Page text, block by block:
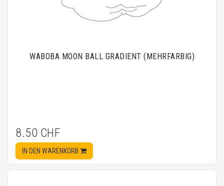
WABOBA MOON BALL GRADIENT (MEHRFARBIG)
8.50 CHF
IN DEN WARENKORB